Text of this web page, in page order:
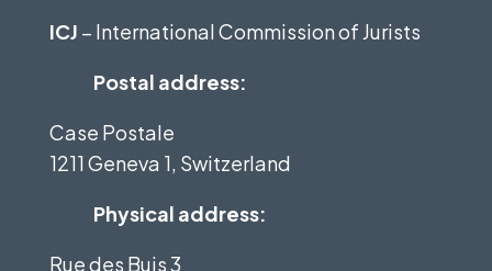
ICJ – International Commission of Jurists
Postal address:
Case Postale
1211 Geneva 1, Switzerland
Physical address:
Rue des Buis 3